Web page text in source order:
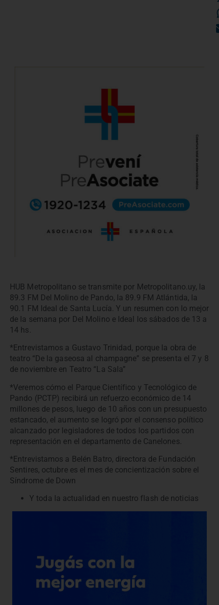
HUB Metropolitano se transmite por Metropolitano.uy, la
89.3 FM Del Molino de Pando, la 89.9 FM Atlántida, la
90.1 FM Ideal de Santa Lucía. Y un resumen con lo mejor
de la semana por Del Molino e Ideal los sábados de 13 a
14 hs.
*Entrevistamos a Gustavo Trinidad, porque la obra de
teatro “De la gaseosa al champagne” se presenta el 7 y 8
de noviembre en Teatro “La Sala”
*Veremos cómo el Parque Científico y Tecnológico de
Pando (PCTP) recibirá un refuerzo económico de 14
millones de pesos, luego de 10 años con un presupuesto
estancado, el aumento se logró por el consenso político
alcanzado por legisladores de todos los partidos con
representación en el departamento de Canelones.
*Entrevistamos a Belén Batro, directora de Fundación
Sentires, octubre es el mes de concientización sobre el
Síndrome de Down
Y toda la actualidad en nuestro flash de noticias